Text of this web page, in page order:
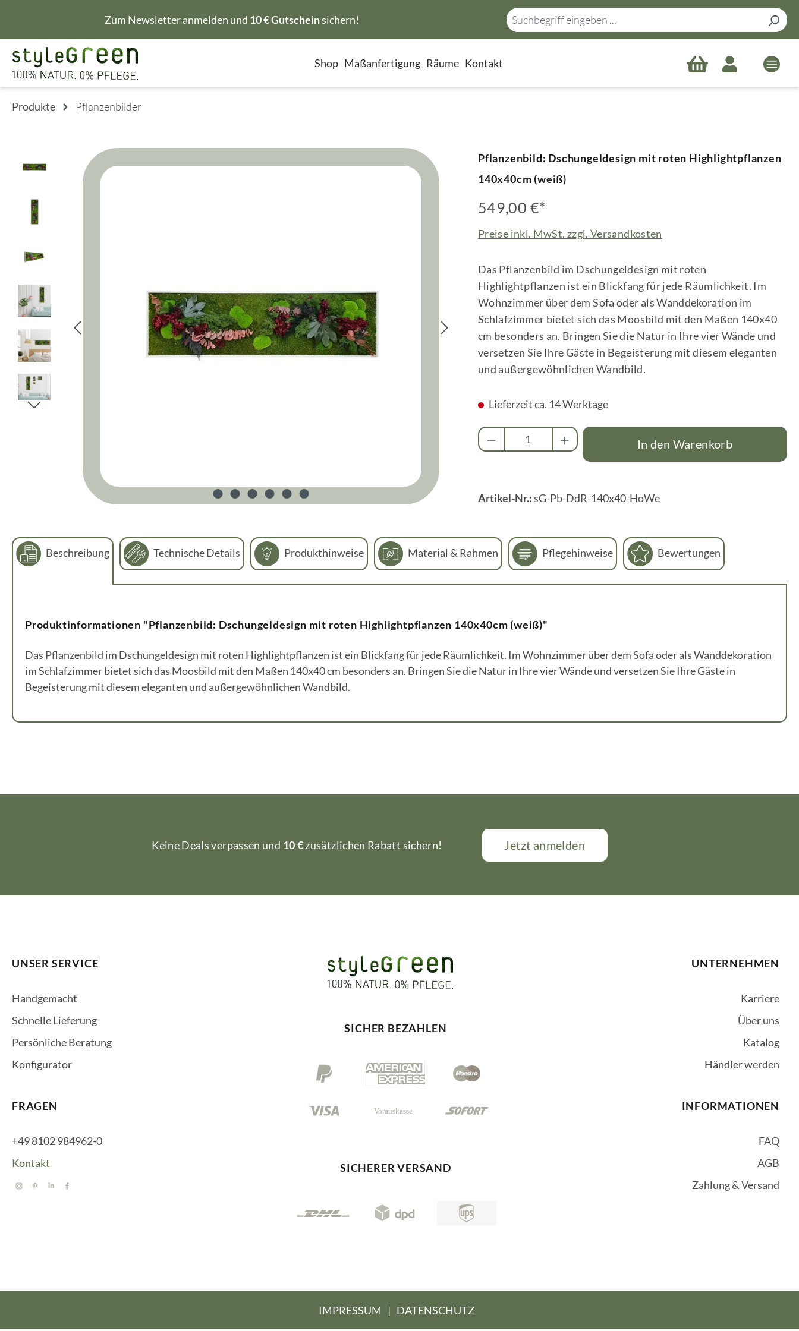
Hauptinhalt springen
Zur Hauptnavigation springenZum Newsletter anmelden und 10 € Gutscheinsichern!
Shop Maßanfertigung Räume Kontakt
Produkte Pflanzenbilder
Bildergalerie überspringen
Pflanzenbild: Dschungeldesign mit roten Highlightpflanzen
140x40cm (weiß)
549,00 €*
Preise inkl. MwSt. zzgl. Versandkosten
Das Pflanzenbild im Dschungeldesign mit roten
Highlightpflanzen ist ein Blickfang für jede Räumlichkeit. Im
Wohnzimmer über dem Sofa oder als Wanddekoration im
Schlafzimmer bietet sich das Moosbild mit den Maßen 140x40
cm besonders an. Bringen Sie die Natur in Ihre vier Wände und
versetzen Sie Ihre Gäste in Begeisterung mit diesem eleganten
und außergewöhnlichen Wandbild.
Lieferzeit ca. 14 Werktage
Produkt Anzahl: Gib den gewünschten Wert ein
In den Warenkorb
Artikel-Nr.:sG-Pb-DdR-140x40-HoWe
Beschreibung Technische Details Produkthinweise Material & Rahmen Pflegehinweise Bewertungen
Produktinformationen "Pflanzenbild: Dschungeldesign mit roten Highlightpflanzen 140x40cm (weiß)"
Das Pflanzenbild im Dschungeldesign mit roten Highlightpflanzen ist ein Blickfang für jede Räumlichkeit. Im Wohnzimmer über dem Sofa oder als Wanddekoration
im Schlafzimmer bietet sich das Moosbild mit den Maßen 140x40 cm besonders an. Bringen Sie die Natur in Ihre vier Wände und versetzen Sie Ihre Gäste in
Begeisterung mit diesem eleganten und außergewöhnlichen Wandbild.
Keine Deals verpassen und 10 €zusätzlichen Rabatt sichern! Jetzt anmelden
UNSER SERVICE
Handgemacht
Schnelle Lieferung
Persönliche Beratung
Konfigurator
FRAGEN
+49 8102 984962-0
Kontakt
SICHER BEZAHLEN
SICHERER VERSAND
UNTERNEHMEN
Karriere
Über uns
Katalog
Händler werden
INFORMATIONEN
FAQ
AGB
Zahlung & Versand
IMPRESSUM | DATENSCHUTZ